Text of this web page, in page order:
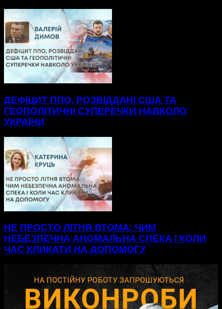
ДЕФІЦИТ ППО, РОЗВІДДАНІ США ТА
ГЕОПОЛІТИЧНІ СУПЕРЕЧКИ НАВКОЛО
УКРАЇНИ
НЕ ПРОСТО ЛІТНЯ ВТОМА: ЧИМ
НЕБЕЗПЕЧНА АНОМАЛЬНА СПЕКА І КОЛИ
ЧАС КЛИКАТИ НА ДОПОМОГУ